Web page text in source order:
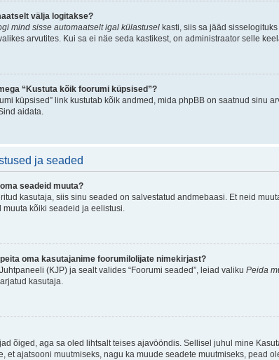
välja logitakse?
mind sisse automaatselt igal külastusel kasti, siis sa jääd
arvutites. Kui sa ei näe seda kastikest, on administraator selle
“Kustuta kõik foorumi küpsised”?
küpsised” link kustutab kõik andmed, mida phpBB on saatnud
aidata.
ja seaded
seadeid muuta?
kasutaja, siis sinu seaded on salvestatud andmebaasi. Et neid
kõiki seadeid ja eelistusi.
oma kasutajanime foorumilolijate nimekirjast?
(KJP) ja sealt valides “Foorumi seaded”, leiad valiku Peida
kasutaja.
õiged, aga sa oled lihtsalt teises ajavööndis. Sellisel juhul mine
et ajatsooni muutmiseks, nagu ka muude seadete muutmiseks, pead